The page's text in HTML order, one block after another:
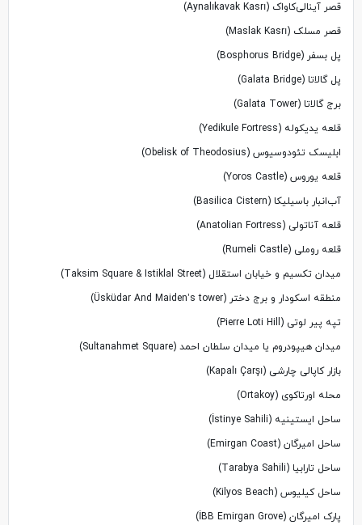
قصر آینالی‌کاواک (Aynalıkavak Kasrı)
قصر مسلک (Maslak Kasrı)
پل بسفر (Bosphorus Bridge)
پل گالاتا (Galata Bridge)
برج گالاتا (Galata Tower)
قلعه یدیکوله (Yedikule Fortress)
ابلیسک تئودوسیوس (Obelisk of Theodosius)
قلعه یوروس (Yoros Castle)
آب‌انبار باسیلیکا (Basilica Cistern)
قلعه آناتولی (Anatolian Fortress)
قلعه روملی (Rumeli Castle)
میدان تکسیم و خیابان استقلال (Taksim Square & Istiklal Street)
منطقه اسکودار و برج دختر (Üsküdar And Maiden’s tower)
تپه پیر لوتی (Pierre Loti Hill)
میدان هیپودروم یا میدان سلطان احمد (Sultanahmet Square)
بازار کاپالی چارشی (Kapalı Çarşı)
محله اورتاکوی (Ortakoy)
ساحل ایستینیه (İstinye Sahili)
ساحل امیرگان (Emirgan Coast)
ساحل تارابیا (Tarabya Sahili)
ساحل کیلیوس (Kilyos Beach)
پارک امیرگان (İBB Emirgan Grove)